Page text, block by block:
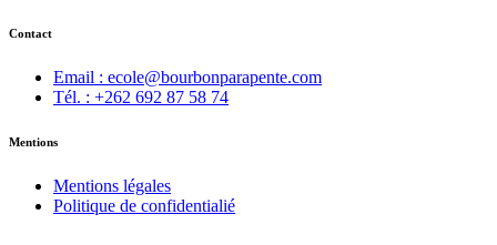
Contact
Email : ecole@bourbonparapente.com
Tél. : +262 692 87 58 74
Mentions
Mentions légales
Politique de confidentialié